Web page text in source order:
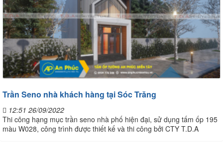
Trần Seno nhà khách hàng tại Sóc Trăng
12:51 26/09/2022
Thi công hạng mục trần seno nhà phố hiện đại, sử dụng tấm ốp 195
màu W028, công trình được thiết kế và thi công bởi CTY T.D.A